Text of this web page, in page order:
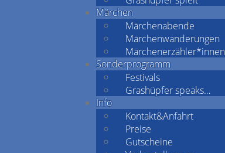
Märchen
Märchenabende
Märchenwanderungen
Märchenerzähler*innen
Sonderprogramm
Festivals
Grashüpfer speaks…
Info
Kontakt&Anfahrt
Preise
Gutscheine